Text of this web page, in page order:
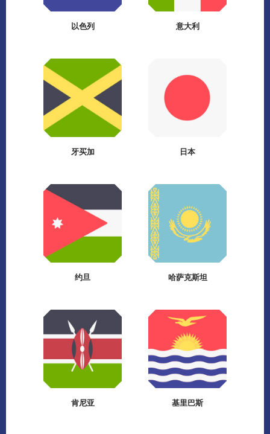
以色列 意大利
牙买加 日本
约旦 哈萨克斯坦
肯尼亚 基里巴斯